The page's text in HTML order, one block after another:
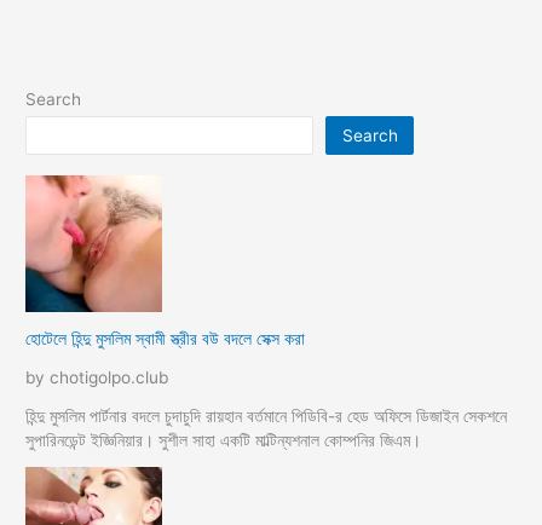
Search
Search
হোটেলে হিন্দু মুসলিম স্বামী স্ত্রীর বউ বদলে সেক্স করা
by chotigolpo.club
হিন্দু মুসলিম পার্টনার বদলে চুদাচুদি রায়হান বর্তমানে পিডিবি-র হেড অফিসে ডিজাইন সেকশনে
সুপারিনডেন্ট ইজ্ঞিনিয়ার। সুশীল সাহা একটি মাল্টিন্যশনাল কোম্পনির জিএম।